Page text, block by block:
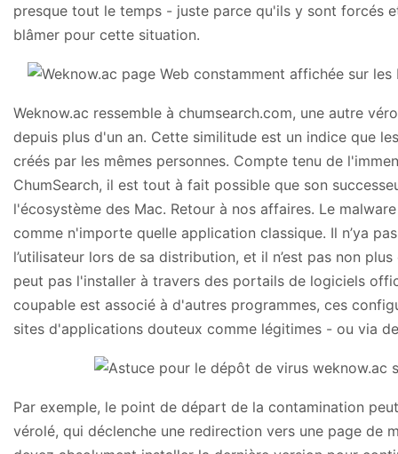
presque tout le temps - juste parce qu'ils y sont forcés
blâmer pour cette situation.
Weknow.ac ressemble à chumsearch.com, une autre
depuis plus d'un an. Cette similitude est un indice que
créés par les mêmes personnes. Compte tenu de
ChumSearch, il est tout à fait possible que son
l'écosystème des Mac. Retour à nos affaires. Le
comme n'importe quelle application classique. Il n’ya
l’utilisateur lors de sa distribution, et il n’est pas non
peut pas l'installer à travers des portails de logiciels
coupable est associé à d'autres programmes, ces
sites d'applications douteux comme légitimes - ou via
Par exemple, le point de départ de la contamination
vérolé, qui déclenche une redirection vers une page de